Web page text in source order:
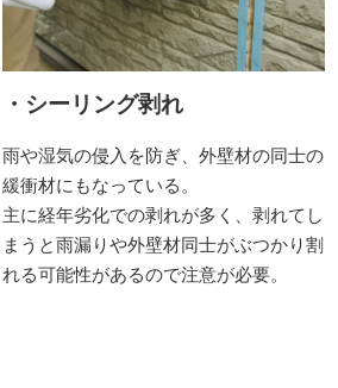
・シーリング剥れ
雨や湿気の侵入を防ぎ、外壁材の同士の
緩衝材にもなっている。
主に経年劣化での剥れが多く、剥れてし
まうと雨漏りや外壁材同士がぶつかり割
れる可能性があるので注意が必要。